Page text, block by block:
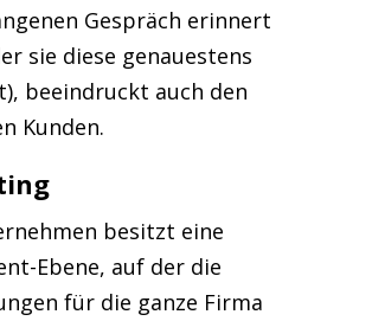
Gespräch erinnert
sie diese genauestens
beeindruckt auch den
Kunden.
besitzt eine
Ebene, auf der die
für die ganze Firma